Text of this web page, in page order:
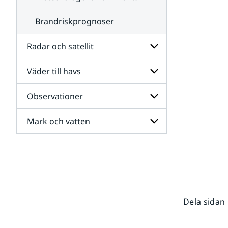
Brandriskprognoser
Radar och satellit
Undersidor
för
Radar
och
satellit
Väder till havs
Undersidor
för
Väder
till
havs
Observationer
Undersidor
för
Mark och vatten
Dela sidan